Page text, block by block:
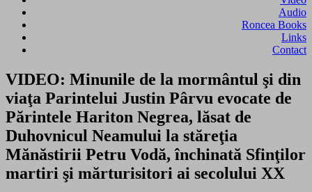
Audio
Roncea Books
Links
Contact
VIDEO: Minunile de la mormântul şi din
viaţa Parintelui Justin Pârvu evocate de
Părintele Hariton Negrea, lăsat de
Duhovnicul Neamului la stăreţia
Mănăstirii Petru Vodă, închinată Sfinţilor
martiri şi mărturisitori ai secolului XX